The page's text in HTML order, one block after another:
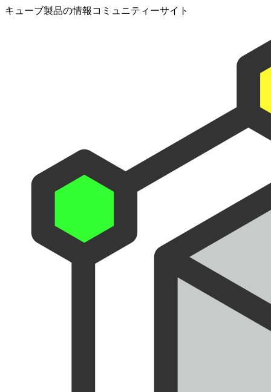
キューブ製品の情報コミュニティーサイト